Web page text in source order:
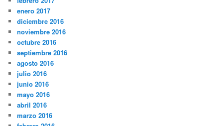
enero 2017
diciembre 2016
noviembre 2016
octubre 2016
septiembre 2016
agosto 2016
julio 2016
junio 2016
mayo 2016
abril 2016
marzo 2016